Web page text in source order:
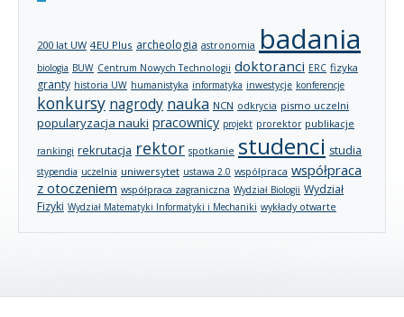
200 lat UW 4EU Plus archeologia astronomia badania
biologia BUW Centrum Nowych Technologii doktoranci ERC fizyka
granty historia UW humanistyka informatyka inwestycje konferencje
konkursy nagrody nauka NCN odkrycia pismo uczelni
popularyzacja nauki pracownicy projekt prorektor publikacje
rankingi rekrutacja rektor spotkanie studenci studia
stypendia uczelnia uniwersytet ustawa 2.0 współpraca współpraca
z otoczeniem współpraca zagraniczna Wydział Biologii Wydział
Fizyki Wydział Matematyki Informatyki i Mechaniki wykłady otwarte